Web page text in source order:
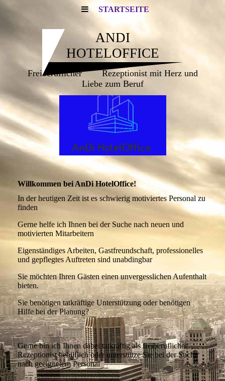
STARTSEITE
ANDI
HOTELOFFICE
Freiberuflicher Rezeptionist mit Herz und
Liebe zum Beruf
Willkommen bei AnDi HotelOffice!
In der heutigen Zeit ist es schwierig motiviertes Personal zu
finden
Gerne helfe ich Ihnen bei der Suche nach neuen und
motivierten Mitarbeitern
Eigenständiges Arbeiten, Gastfreundschaft, professionelles
und gepflegtes Auftreten sind unabdingbar
Sie möchten Ihren Gästen einen unvergesslichen Aufenthalt
bieten.
Sie benötigen tatkräftige Unterstützung oder benötigen
Hilfe bei der Planung?
Gerne bin ich Ihnen dabei tatkräftig als freiberuflicher
Rezeptionist behilflich oder unterstütze Sie bei der Suche
nach geeignetem Personal